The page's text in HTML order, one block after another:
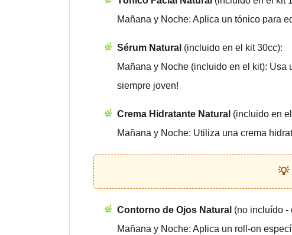
Mañana y Noche: Aplica un tónico para
Sérum Natural (incluido en el kit 30cc):
Mañana y Noche (incluido en el kit):
siempre joven!
Crema Hidratante Natural (incluido en
Mañana y Noche: Utiliza una crema
Contorno de Ojos Natural (no incluído -
Mañana y Noche: Aplica un roll-on